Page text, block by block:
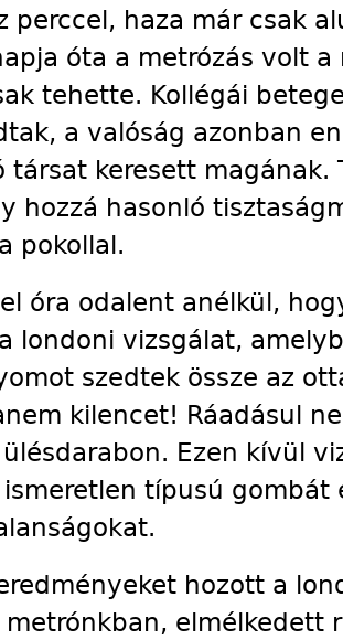
perccel, haza már csak
óta a metrózás volt
tehette. Kollégái
a valóság azonban
társat keresett magának.
hozzá hasonló
pokollal.
óra odalent anélkül,
londoni vizsgálat,
szedtek össze az
kilencet! Ráadásul
Ezen kívül
típusú gombát
hozott a
elmélkedett